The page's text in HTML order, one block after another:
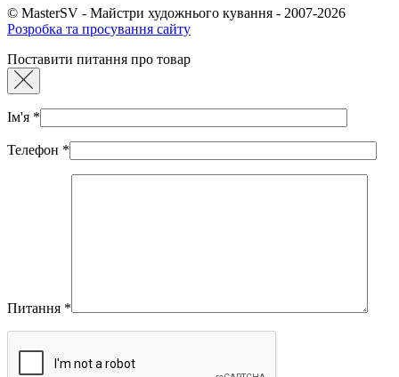
© MasterSV - Майстри художнього кування - 2007-2026
Розробка та просування сайту
Поставити питання про товар
Ім'я *
Телефон *
Питання *